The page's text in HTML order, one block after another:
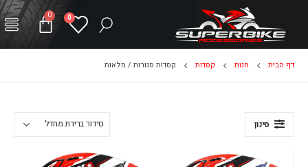
0
0
דף הבית חנות קסדות קסדות סגורות / מלאות
סינון